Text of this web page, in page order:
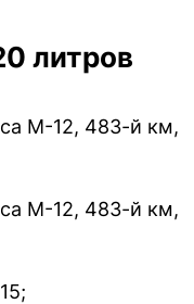
литров
М-12, 483-й км,
М-12, 483-й км,